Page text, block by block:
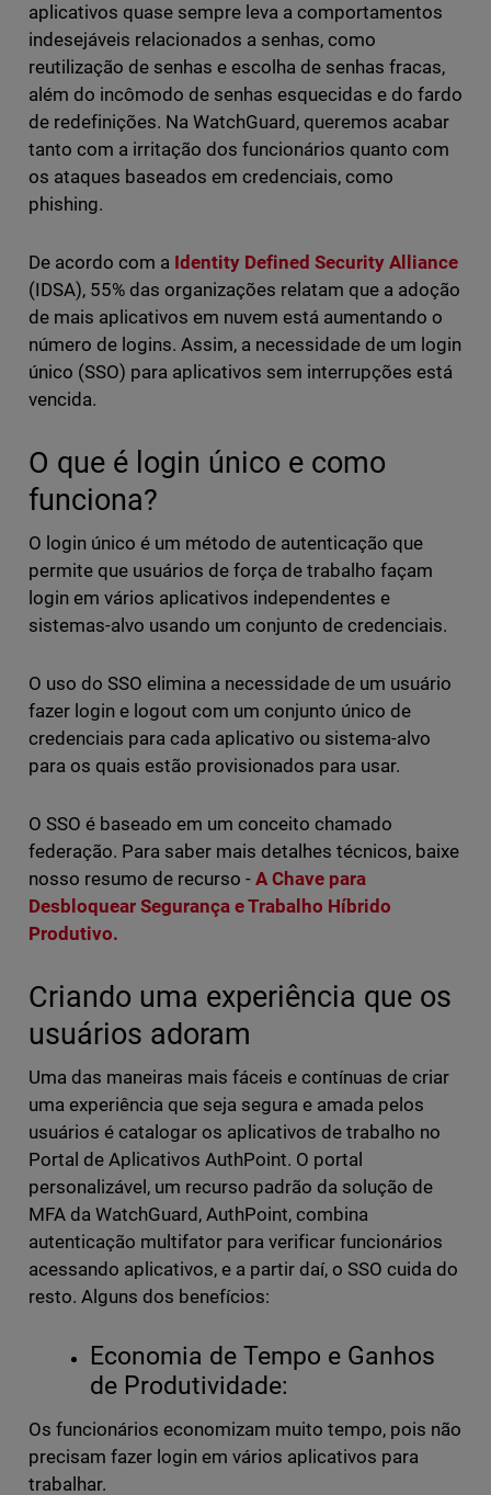
aplicativos quase sempre leva a comportamentos
indesejáveis relacionados a senhas, como
reutilização de senhas e escolha de senhas fracas,
além do incômodo de senhas esquecidas e do fardo
de redefinições. Na WatchGuard, queremos acabar
tanto com a irritação dos funcionários quanto com
os ataques baseados em credenciais, como
phishing.
De acordo com a Identity Defined Security Alliance
(IDSA), 55% das organizações relatam que a adoção
de mais aplicativos em nuvem está aumentando o
número de logins. Assim, a necessidade de um login
único (SSO) para aplicativos sem interrupções está
vencida.
O que é login único e como
funciona?
O login único é um método de autenticação que
permite que usuários de força de trabalho façam
login em vários aplicativos independentes e
sistemas-alvo usando um conjunto de credenciais.
O uso do SSO elimina a necessidade de um usuário
fazer login e logout com um conjunto único de
credenciais para cada aplicativo ou sistema-alvo
para os quais estão provisionados para usar.
O SSO é baseado em um conceito chamado
federação. Para saber mais detalhes técnicos, baixe
nosso resumo de recurso - A Chave para
Desbloquear Segurança e Trabalho Híbrido
Produtivo.
Criando uma experiência que os
usuários adoram
Uma das maneiras mais fáceis e contínuas de criar
uma experiência que seja segura e amada pelos
usuários é catalogar os aplicativos de trabalho no
Portal de Aplicativos AuthPoint. O portal
personalizável, um recurso padrão da solução de
MFA da WatchGuard, AuthPoint, combina
autenticação multifator para verificar funcionários
acessando aplicativos, e a partir daí, o SSO cuida do
resto. Alguns dos benefícios:
Economia de Tempo e Ganhos
de Produtividade:
Os funcionários economizam muito tempo, pois não
precisam fazer login em vários aplicativos para
trabalhar.